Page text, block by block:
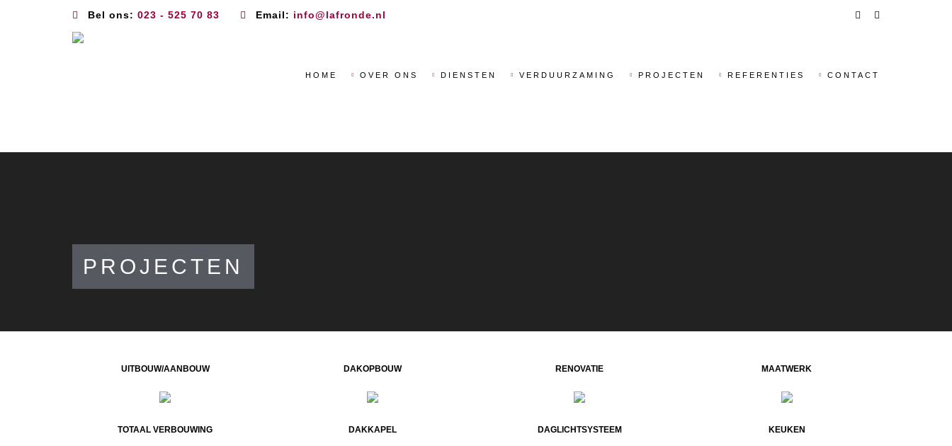
Bel ons: 023 - 525 70 83 Email: info@lafronde.nl
HOME OVER ONS DIENSTEN VERDUURZAMING PROJECTEN REFERENTIES CONTACT
PROJECTEN
UITBOUW/AANBOUW DAKOPBOUW RENOVATIE MAATWERK
TOTAAL VERBOUWING DAKKAPEL DAGLICHTSYSTEEM KEUKEN